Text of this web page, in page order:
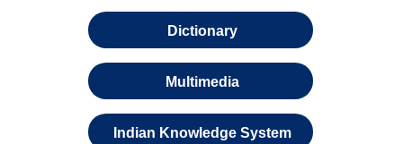
Dictionary
Multimedia
Indian Knowledge System